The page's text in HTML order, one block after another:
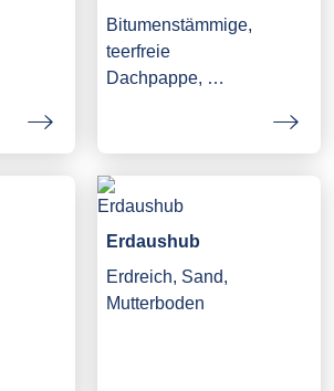
Bitumenstämmige,
teerfreie
Dachpappe, …
Erdaushub
Erdreich, Sand,
Mutterboden